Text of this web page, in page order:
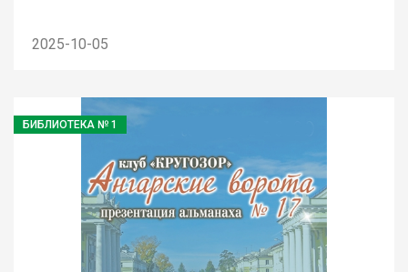
2025-10-05
БИБЛИОТЕКА № 1